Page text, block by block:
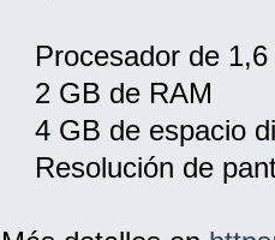
Procesador de 1,6
2 GB de RAM
4 GB de espacio
Resolución de